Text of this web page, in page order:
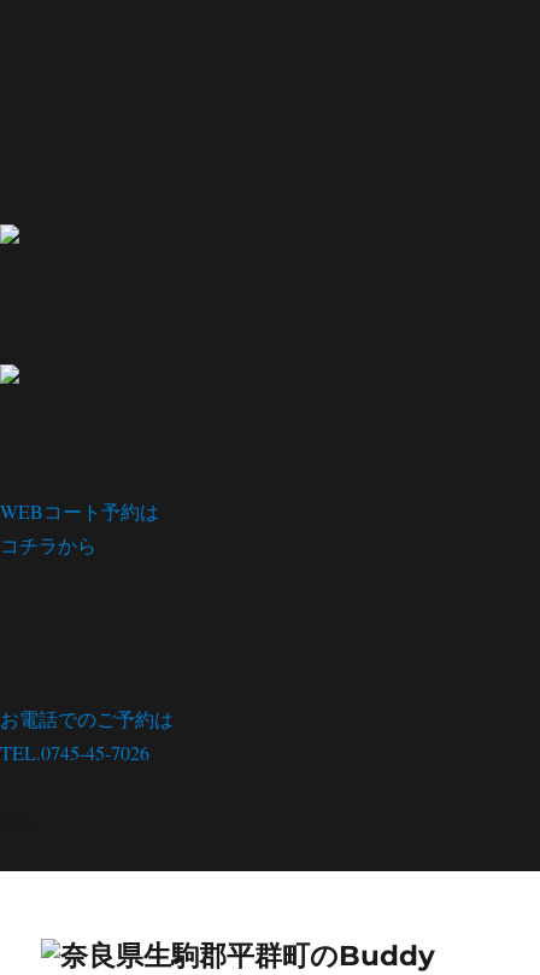
WEBコート予約は
コチラから
お電話でのご予約は
TEL.0745-45-7026